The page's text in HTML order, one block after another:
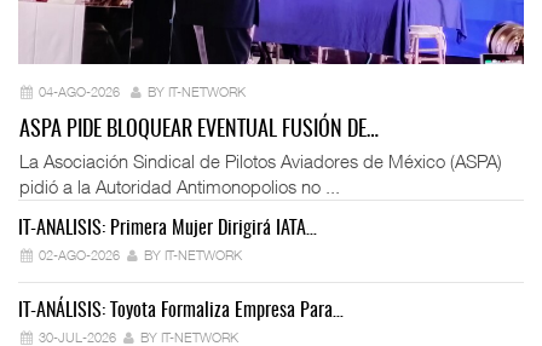
04-AGO-2026 BY IT-NETWORK
ASPA PIDE BLOQUEAR EVENTUAL FUSIÓN DE…
La Asociación Sindical de Pilotos Aviadores de México (ASPA)
pidió a la Autoridad Antimonopolios no ...
IT-ANÁLISIS: Primera Mujer Dirigirá IATA…
02-AGO-2026 BY IT-NETWORK
IT-ANÁLISIS: Toyota Formaliza Empresa Para…
30-JUL-2026 BY IT-NETWORK